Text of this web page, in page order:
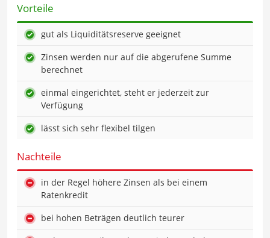
Vorteile
gut als Liquiditätsreserve geeignet
Zinsen werden nur auf die abgerufene Summe
berechnet
einmal eingerichtet, steht er jederzeit zur
Verfügung
lässt sich sehr flexibel tilgen
Nachteile
in der Regel höhere Zinsen als bei einem
Ratenkredit
bei hohen Beträgen deutlich teurer